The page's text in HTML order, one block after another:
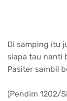
Di samping itu
siapa tau nanti
Pasiter sambil
(Pendim 1202/